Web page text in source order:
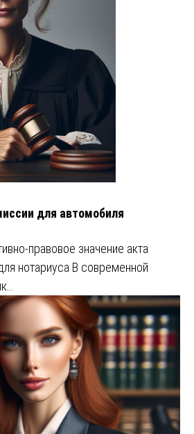
для автомобиля
правовое значение акта
нотариуса В современной